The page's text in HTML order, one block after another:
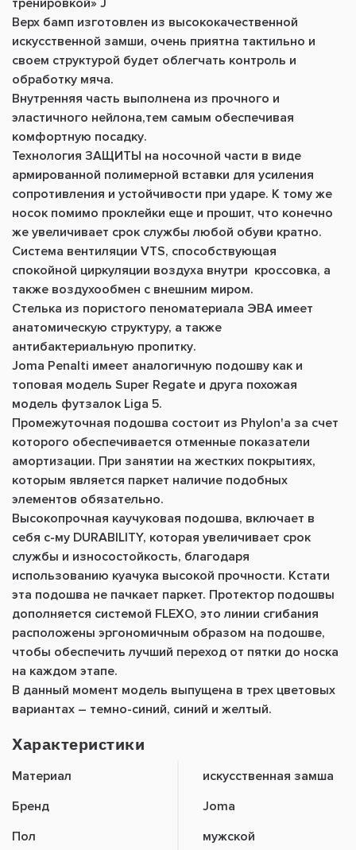
тренировкой» J
Верх бамп изготовлен из высококачественной
искусственной замши, очень приятна тактильно и
своем структурой будет облегчать контроль и
обработку мяча.
Внутренняя часть выполнена из прочного и
эластичного нейлона,тем самым обеспечивая
комфортную посадку.
Технология ЗАЩИТЫ на носочной части в виде
армированной полимерной вставки для усиления
сопротивления и устойчивости при ударе. К тому же
носок помимо проклейки еще и прошит, что конечно
же увеличивает срок службы любой обуви кратно.
Система вентиляции VTS, способствующая
спокойной циркуляции воздуха внутри кроссовка, а
также воздухообмен с внешним миром.
Стелька из пористого пеноматериала ЭВА имеет
анатомическую структуру, а также
антибактериальную пропитку.
Joma Penalti имеет аналогичную подошву как и
топовая модель Super Regate и друга похожая
модель футзалок Liga 5.
Промежуточная подошва состоит из Phylon'а за счет
которого обеспечивается отменные показатели
амортизации. При занятии на жестких покрытиях,
которым является паркет наличие подобных
элементов обязательно.
Высокопрочная каучуковая подошва, включает в
себя с-му DURABILITY, которая увеличивает срок
службы и износостойкость, благодаря
использованию куачука высокой прочности. Кстати
эта подошва не пачкает паркет. Протектор подошвы
дополняется системой FLEXO, это линии сгибания
расположены эргономичным образом на подошве,
чтобы обеспечить лучший переход от пятки до носка
на каждом этапе.
В данный момент модель выпущена в трех цветовых
вариантах – темно-синий, синий и желтый.
Характеристики
Материал
искусственная замша
Бренд
Joma
Пол
мужской